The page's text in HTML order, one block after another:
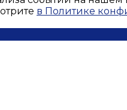
в Политике